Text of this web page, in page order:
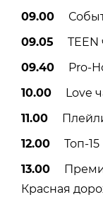
09.00
09.05 TEEN
09.40 Pro-
10.00 Love
11.00
12.00 Топ-15
13.00
Красная